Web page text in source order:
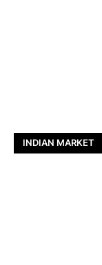
INDIAN MARKET